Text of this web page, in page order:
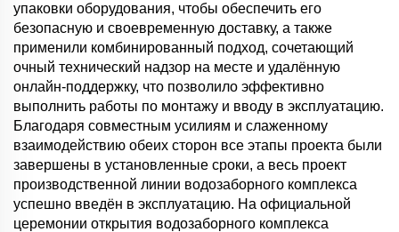
упаковки оборудования, чтобы обеспечить его
безопасную и своевременную доставку, а также
применили комбинированный подход, сочетающий
очный технический надзор на месте и удалённую
онлайн-поддержку, что позволило эффективно
выполнить работы по монтажу и вводу в эксплуатацию.
Благодаря совместным усилиям и слаженному
взаимодействию обеих сторон все этапы проекта были
завершены в установленные сроки, а весь проект
производственной линии водозаборного комплекса
успешно введён в эксплуатацию. На официальной
церемонии открытия водозаборного комплекса